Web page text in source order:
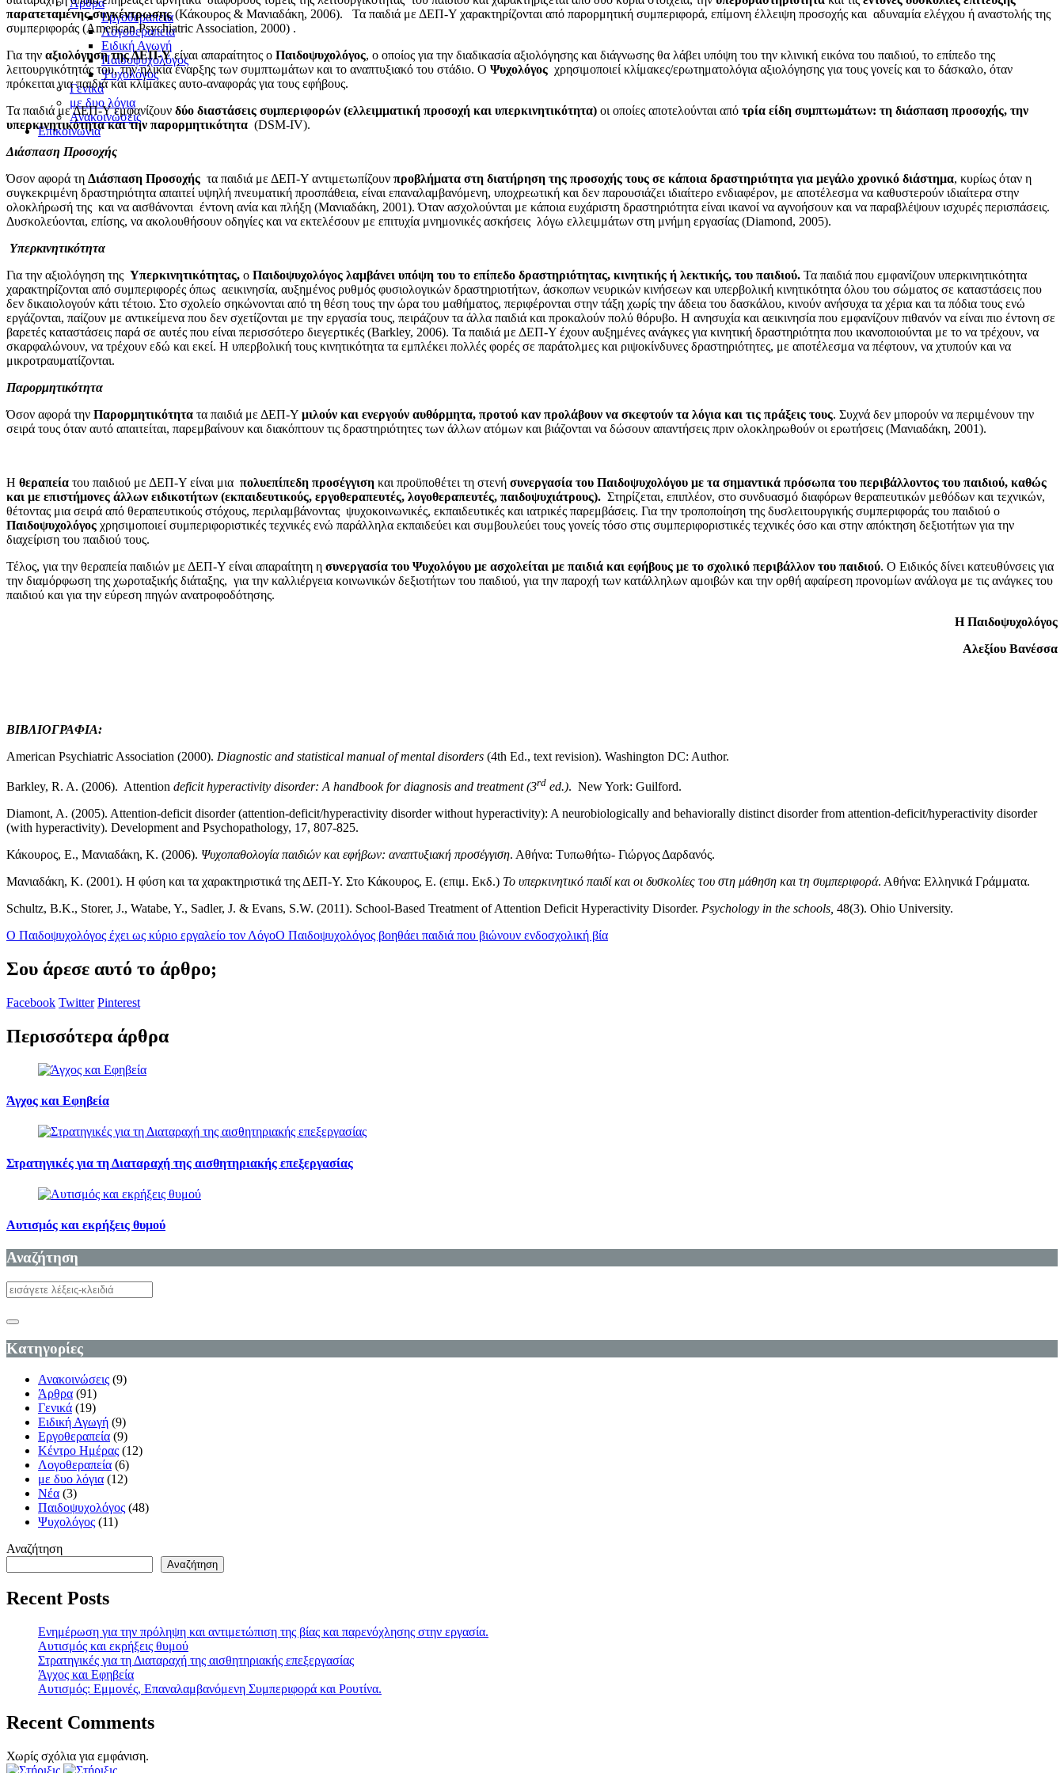
Άρθρα
Εργοθεραπεία
Λογοθεραπεία
Ειδική Αγωγή
Παιδοψυχολόγος
Ψυχολόγος
Γενικά
με δυο λόγια
Ανακοινώσεις
Επικοινωνια
παρατεταμένης συγκέντρωσης(Κάκουρος & Μανιαδάκη, 2006).
Τα παιδιά με ΔΕΠ-Υ χαρακτηρίζονται από παρορμητική συμπεριφορά, επίμονη έλλειψη προσοχής και αδυναμία ελέγχου ή αναστολής της
συμπεριφοράς (American Psychiatric Association, 2000) .
Για την αξιολόγηση της ΔΕΠ-Υείναι απαραίτητος ο Παιδοψυχολόγος, ο οποίος για την διαδικασία αξιολόγησης και διάγνωσης θα λάβει υπόψη του την κλινική εικόνα του παιδιού, το επίπεδο της
λειτουργικότητάς του, την ηλικία έναρξης των συμπτωμάτων και το αναπτυξιακό του στάδιο. Ο Ψυχολόγος χρησιμοποιεί κλίμακες/ερωτηματολόγια αξιολόγησης για τους γονείς και το δάσκαλο, όταν
πρόκειται για παιδιά και κλίμακες αυτο-αναφοράς για τους εφήβους.
Τα παιδιά με ΔΕΠ-Υ εμφανίζουν δύο διαστάσεις συμπεριφορών (ελλειμματική προσοχή και υπερκινητικότητα) οι οποίες αποτελούνται από τρία είδη συμπτωμάτων: τη διάσπαση προσοχής, την
υπερκινητικότητα και την παρορμητικότητα (DSM-IV).
Διάσπαση Προσοχής
Όσον αφορά τη Διάσπαση Προσοχής τα παιδιά με ΔΕΠ-Υ αντιμετωπίζουν προβλήματα στη διατήρηση της προσοχής τους σε κάποια δραστηριότητα για μεγάλο χρονικό διάστημα, κυρίως όταν η
συγκεκριμένη δραστηριότητα απαιτεί υψηλή πνευματική προσπάθεια, είναι επαναλαμβανόμενη, υποχρεωτική και δεν παρουσιάζει ιδιαίτερο ενδιαφέρον, με αποτέλεσμα να καθυστερούν ιδιαίτερα στην
ολοκλήρωσή της και να αισθάνονται έντονη ανία και πλήξη (Μανιαδάκη, 2001). Όταν ασχολούνται με κάποια ευχάριστη δραστηριότητα είναι ικανοί να αγνοήσουν και να παραβλέψουν ισχυρές περισπάσεις.
Δυσκολεύονται, επίσης, να ακολουθήσουν οδηγίες και να εκτελέσουν με επιτυχία μνημονικές ασκήσεις λόγω ελλειμμάτων στη μνήμη εργασίας (Diamond, 2005).
Υπερκινητικότητα
Για την αξιολόγηση της Υπερκινητικότητας, ο Παιδοψυχολόγος λαμβάνει υπόψη του το επίπεδο δραστηριότητας, κινητικής ή λεκτικής, του παιδιού. Τα παιδιά που εμφανίζουν υπερκινητικότητα
χαρακτηρίζονται από συμπεριφορές όπως αεικινησία, αυξημένος ρυθμός φυσιολογικών δραστηριοτήτων, άσκοπων νευρικών κινήσεων και υπερβολική κινητικότητα όλου του σώματος σε καταστάσεις που
δεν δικαιολογούν κάτι τέτοιο. Στο σχολείο σηκώνονται από τη θέση τους την ώρα του μαθήματος, περιφέρονται στην τάξη χωρίς την άδεια του δασκάλου, κινούν ανήσυχα τα χέρια και τα πόδια τους ενώ
εργάζονται, παίζουν με αντικείμενα που δεν σχετίζονται με την εργασία τους, πειράζουν τα άλλα παιδιά και προκαλούν πολύ θόρυβο. Η ανησυχία και αεικινησία που εμφανίζουν πιθανόν να είναι πιο έντονη σε
βαρετές καταστάσεις παρά σε αυτές που είναι περισσότερο διεγερτικές (Barkley, 2006). Τα παιδιά με ΔΕΠ-Υ έχουν αυξημένες ανάγκες για κινητική δραστηριότητα που ικανοποιούνται με το να τρέχουν, να
σκαρφαλώνουν, να τρέχουν εδώ και εκεί. Η υπερβολική τους κινητικότητα τα εμπλέκει πολλές φορές σε παράτολμες και ριψοκίνδυνες δραστηριότητες, με αποτέλεσμα να πέφτουν, να χτυπούν και να
μικροτραυματίζονται.
Παρορμητικότητα
Όσον αφορά την Παρορμητικότητα τα παιδιά με ΔΕΠ-Υ μιλούν και ενεργούν αυθόρμητα, προτού καν προλάβουν να σκεφτούν τα λόγια και τις πράξεις τους. Συχνά δεν μπορούν να περιμένουν την
σειρά τους όταν αυτό απαιτείται, παρεμβαίνουν και διακόπτουν τις δραστηριότητες των άλλων ατόμων και βιάζονται να δώσουν απαντήσεις πριν ολοκληρωθούν οι ερωτήσεις (Μανιαδάκη, 2001).
Η θεραπεία του παιδιού με ΔΕΠ-Υ είναι μια πολυεπίπεδη προσέγγιση και προϋποθέτει τη στενή συνεργασία του Παιδοψυχολόγου με τα σημαντικά πρόσωπα του περιβάλλοντος του παιδιού, καθώς
και με επιστήμονες άλλων ειδικοτήτων (εκπαιδευτικούς, εργοθεραπευτές, λογοθεραπευτές, παιδοψυχιάτρους). Στηρίζεται, επιπλέον, στο συνδυασμό διαφόρων θεραπευτικών μεθόδων και τεχνικών,
θέτοντας μια σειρά από θεραπευτικούς στόχους, περιλαμβάνοντας ψυχοκοινωνικές, εκπαιδευτικές και ιατρικές παρεμβάσεις. Για την τροποποίηση της δυσλειτουργικής συμπεριφοράς του παιδιού ο
Παιδοψυχολόγος χρησιμοποιεί συμπεριφοριστικές τεχνικές ενώ παράλληλα εκπαιδεύει και συμβουλεύει τους γονείς τόσο στις συμπεριφοριστικές τεχνικές όσο και στην απόκτηση δεξιοτήτων για την
διαχείριση του παιδιού τους.
Τέλος, για την θεραπεία παιδιών με ΔΕΠ-Υ είναι απαραίτητη η συνεργασία του Ψυχολόγου με ασχολείται με παιδιά και εφήβους με το σχολικό περιβάλλον του παιδιού. Ο Ειδικός δίνει κατευθύνσεις για
την διαμόρφωση της χωροταξικής διάταξης, για την καλλιέργεια κοινωνικών δεξιοτήτων του παιδιού, για την παροχή των κατάλληλων αμοιβών και την ορθή αφαίρεση προνομίων ανάλογα με τις ανάγκες του
παιδιού και για την εύρεση πηγών ανατροφοδότησης.
Η Παιδοψυχολόγος
Αλεξίου Βανέσσα
ΒΙΒΛΙΟΓΡΑΦΙΑ:
American Psychiatric Association (2000). Diagnostic and statistical manual of mental disorders (4th Ed., text revision). Washington DC: Author.
Barkley, R. A. (2006). Attention deficit hyperactivity disorder: A handbook for diagnosis and treatment (3rd ed.). New York: Guilford.
Diamont, A. (2005). Attention-deficit disorder (attention-deficit/hyperactivity disorder without hyperactivity): A neurobiologically and behaviorally distinct disorder from attention-deficit/hyperactivity disorder
(with hyperactivity). Development and Psychopathology, 17, 807-825.
Κάκουρος, Ε., Μανιαδάκη, Κ. (2006). Ψυχοπαθολογία παιδιών και εφήβων: αναπτυξιακή προσέγγιση. Αθήνα: Τυπωθήτω- Γιώργος Δαρδανός.
Μανιαδάκη, Κ. (2001). Η φύση και τα χαρακτηριστικά της ΔΕΠ-Υ. Στο Κάκουρος, Ε. (επιμ. Εκδ.) Το υπερκινητικό παιδί και οι δυσκολίες του στη μάθηση και τη συμπεριφορά. Αθήνα: Ελληνικά Γράμματα.
Schultz, B.K., Storer, J., Watabe, Y., Sadler, J. & Evans, S.W. (2011). School-Based Treatment of Attention Deficit Hyperactivity Disorder. Psychology in the schools, 48(3). Ohio University.
Ο Παιδοψυχολόγος έχει ως κύριο εργαλείο τον ΛόγοΟ Παιδοψυχολόγος βοηθάει παιδιά που βιώνουν ενδοσχολική βία
Σου άρεσε αυτό το άρθρο;
Facebook Twitter Pinterest
Περισσότερα άρθρα
Άγχος και Εφηβεία
Στρατηγικές για τη Διαταραχή της αισθητηριακής επεξεργασίας
Αυτισμός και εκρήξεις θυμού
Αναζήτηση
Κατηγορίες
Ανακοινώσεις (9)
Άρθρα (91)
Γενικά (19)
Ειδική Αγωγή (9)
Εργοθεραπεία (9)
Κέντρο Ημέρας (12)
Λογοθεραπεία (6)
με δυο λόγια (12)
Νέα (3)
Παιδοψυχολόγος (48)
Ψυχολόγος (11)
Αναζήτηση
Αναζήτηση
Recent Posts
Ενημέρωση για την πρόληψη και αντιμετώπιση της βίας και παρενόχλησης στην εργασία.
Αυτισμός και εκρήξεις θυμού
Στρατηγικές για τη Διαταραχή της αισθητηριακής επεξεργασίας
Άγχος και Εφηβεία
Αυτισμός: Εμμονές, Επαναλαμβανόμενη Συμπεριφορά και Ρουτίνα.
Recent Comments
Χωρίς σχόλια για εμφάνιση.